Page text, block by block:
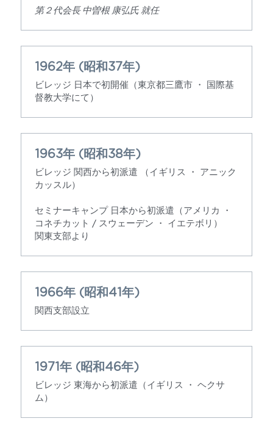
第２代会長 中曽根 康弘氏 就任
1962年 (昭和37年)
ビレッジ 日本で初開催（東京都三鷹市 ・ 国際基
督教大学にて）​
1963年 (昭和38年)
ビレッジ 関西から初派遣 （イギリス ・ アニック
カッスル）
セミナーキャンプ 日本から初派遣（アメリカ ・
コネチカット / スウェーデン ・ イエテボリ）
関東支部より
1966年 (昭和41年)
関西支部設立
1971年 (昭和46年)
ビレッジ 東海から初派遣（イギリス ・ ヘクサ
ム）